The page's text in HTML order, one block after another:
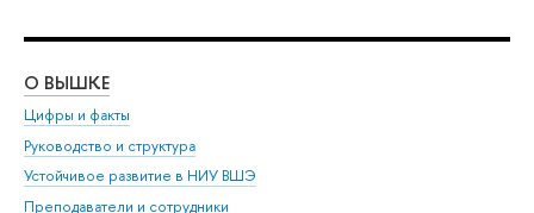
О ВЫШКЕ
Цифры и факты
Руководство и структура
Устойчивое развитие в НИУ ВШЭ
Преподаватели и сотрудники